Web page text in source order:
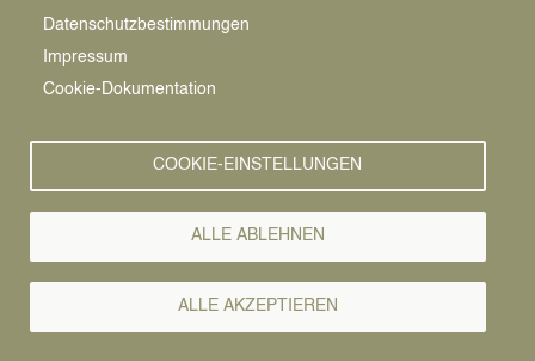
Nachdem am 27. Oktober sehr kurzfristig ein
Barbarastraße und amMittwoch, 12. November
2025, an der Margaretenstraße (war ursprünglich
Mitarbeiter*innen des
Kampfmittelbeseitigungsdienstes der
Datenschutzbestimmungen
Impressum
Cookie-Dokumentation
COOKIE-EINSTELLUNGEN
ALLE ABLEHNEN
ALLE AKZEPTIEREN